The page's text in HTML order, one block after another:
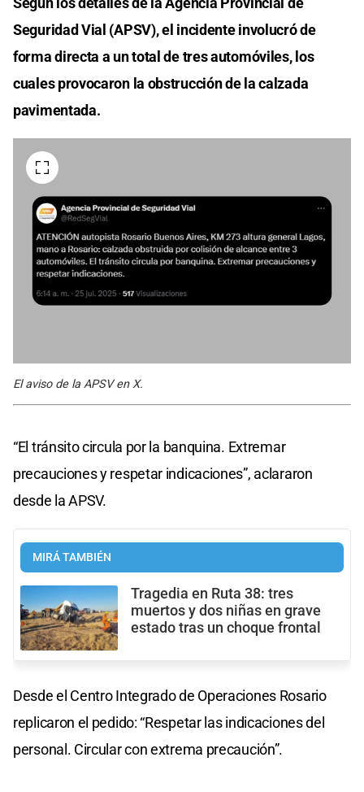
Seguridad Vial (APSV), el incidente involucró de
forma directa a un total de tres automóviles, los
cuales provocaron la obstrucción de la calzada
pavimentada.
El aviso de la APSV en X.
“El tránsito circula por la banquina. Extremar
precauciones y respetar indicaciones”, aclararon
desde la APSV.
MIRÁ TAMBIÉN
Tragedia en Ruta 38: tres
muertos y dos niñas en grave
estado tras un choque frontal
Desde el Centro Integrado de Operaciones Rosario
replicaron el pedido: “Respetar las indicaciones del
personal. Circular con extrema precaución”.